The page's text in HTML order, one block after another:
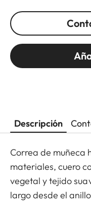
Descripción
Correa de muñeca
materiales, cuero
vegetal y tejido
largo desde el